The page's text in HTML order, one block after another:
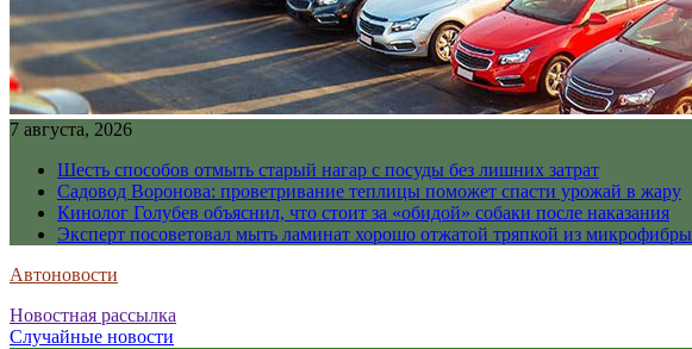
7 августа, 2026
Шесть способов отмыть старый нагар с посуды без лишних затрат
Садовод Воронова: проветривание теплицы поможет спасти урожай в жару
Кинолог Голубев объяснил, что стоит за «обидой» собаки после наказания
Эксперт посоветовал мыть ламинат хорошо отжатой тряпкой из микрофибры
Автоновости
Новостная рассылка
Случайные новости